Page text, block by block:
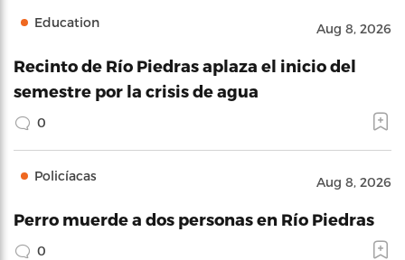
Education Aug 8, 2026
Recinto de Río Piedras aplaza el inicio del
semestre por la crisis de agua
0
Policíacas Aug 8, 2026
Perro muerde a dos personas en Río Piedras
0